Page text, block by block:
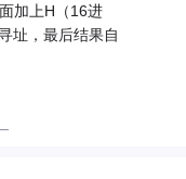
加上H（16进
址，最后结果自